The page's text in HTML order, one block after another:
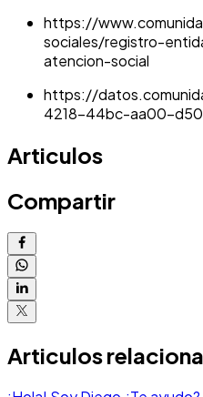
https://
sociales/registro-
atencion-social
https://
4218-44bc-aa00-
Articulos
Compartir
Articulos